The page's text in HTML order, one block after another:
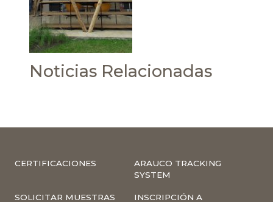
Noticias Relacionadas
CERTIFICACIONES
ARAUCO TRACKING
SYSTEM
SOLICITAR MUESTRAS
INSCRIPCIÓN A